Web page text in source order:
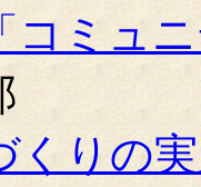
コミュ
くりの